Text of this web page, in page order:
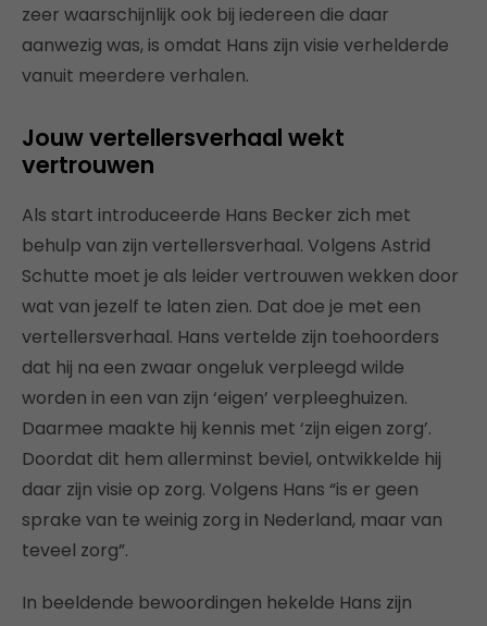
zeer waarschijnlijk ook bij iedereen die daar
aanwezig was, is omdat Hans zijn visie verhelderde
vanuit meerdere verhalen.
Jouw vertellersverhaal wekt
vertrouwen
Als start introduceerde Hans Becker zich met
behulp van zijn vertellersverhaal. Volgens Astrid
Schutte moet je als leider vertrouwen wekken door
wat van jezelf te laten zien. Dat doe je met een
vertellersverhaal. Hans vertelde zijn toehoorders
dat hij na een zwaar ongeluk verpleegd wilde
worden in een van zijn ‘eigen’ verpleeghuizen.
Daarmee maakte hij kennis met ‘zijn eigen zorg’.
Doordat dit hem allerminst beviel, ontwikkelde hij
daar zijn visie op zorg. Volgens Hans “is er geen
sprake van te weinig zorg in Nederland, maar van
teveel zorg”.
In beeldende bewoordingen hekelde Hans zijn